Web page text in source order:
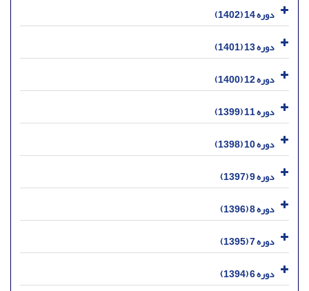
دوره 14 (1402)
دوره 13 (1401)
دوره 12 (1400)
دوره 11 (1399)
دوره 10 (1398)
دوره 9 (1397)
دوره 8 (1396)
دوره 7 (1395)
دوره 6 (1394)